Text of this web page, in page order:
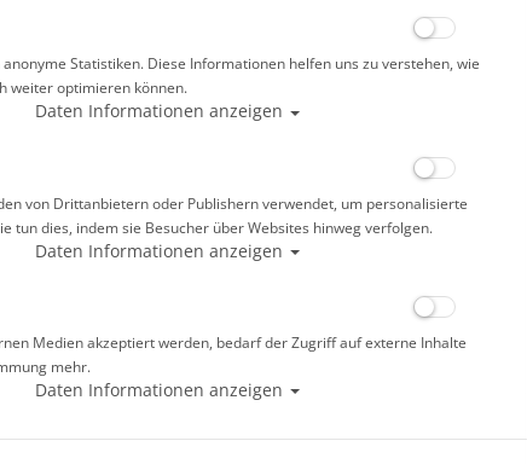
Artikelnr.: ato-04000700
16,40 €*
Lieferbar in bitte telef. erfragen
Prämienpunkte: 16
Statistiken. Diese Informationen helfen uns zu verstehen, wie
weiter optimieren können.
Daten Informationen anzeigen
von Drittanbietern oder Publishern verwendet, um personalisierte
tun dies, indem sie Besucher über Websites hinweg verfolgen.
Daten Informationen anzeigen
Medien akzeptiert werden, bedarf der Zugriff auf externe Inhalte
mehr.
Daten Informationen anzeigen